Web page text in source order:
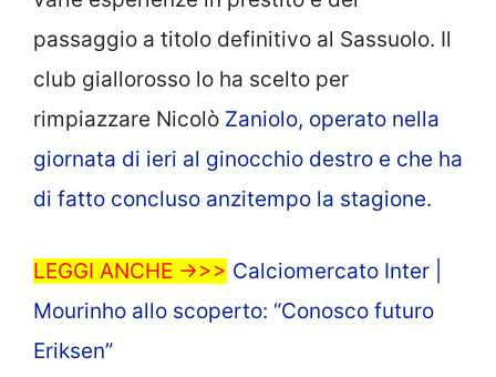
passaggio a titolo definitivo al Sassuolo. Il
club giallorosso lo ha scelto per
rimpiazzare Nicolò Zaniolo, operato nella
giornata di ieri al ginocchio destro e che ha
di fatto concluso anzitempo la stagione.
LEGGI ANCHE ->>> Calciomercato Inter |
Mourinho allo scoperto: “Conosco futuro
Eriksen”